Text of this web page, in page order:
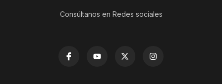
Consúltanos en Redes sociales